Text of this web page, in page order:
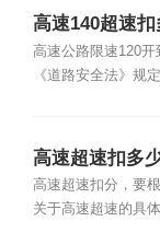
高速140超速
高速公路限速120
《道路安全法》规定
高速超速扣多
高速超速扣分，要
关于高速超速的具